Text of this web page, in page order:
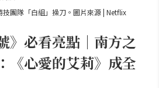
團隊「白組」操刀。圖片來源 | Netflix
》必看亮點｜南方之
《心愛的艾莉》成全